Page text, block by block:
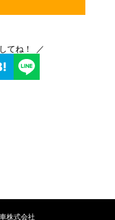
てね！ ／
株式会社